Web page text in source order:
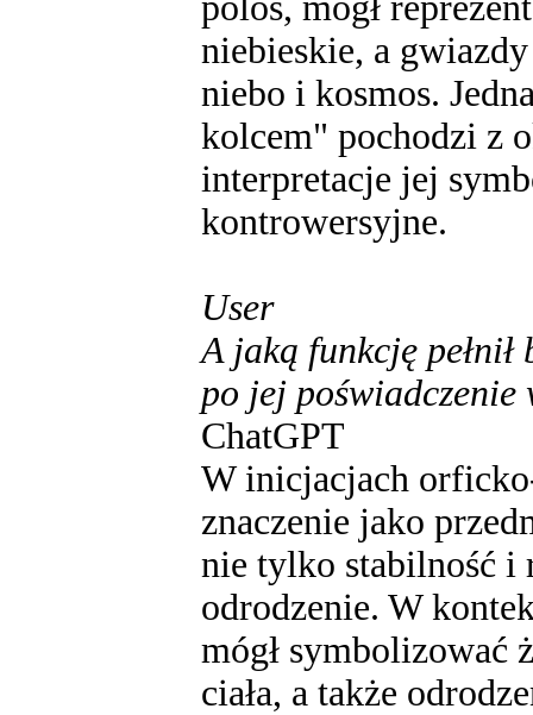
niebieskie, a
niebo i kosmos.
kolcem" pochodzi z
interpretacje jej
kontrowersyjne.
User
A jaką funkcję
po jej poświadczenie
ChatGPT
W inicjacjach
znaczenie jako
nie tylko stabilność i
odrodzenie. W
mógł symbolizować
ciała, a także